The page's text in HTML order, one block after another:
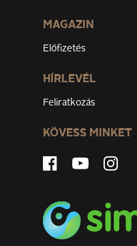
MAGAZIN
Előfizetés
HÍRLEVÉL
Feliratkozás
KÖVESS MINKET